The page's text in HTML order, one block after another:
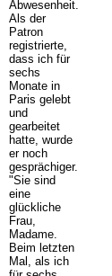
Abwesenheit.
Als der
Patron
registrierte,
dass ich für
sechs
Monate in
Paris gelebt
und
gearbeitet
hatte, wurde
er noch
gesprächiger.
"Sie sind
eine
glückliche
Frau,
Madame.
Beim letzten
Mal, als ich